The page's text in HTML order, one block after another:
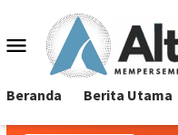
konten Menu
Mobile
Beranda Berita Utama